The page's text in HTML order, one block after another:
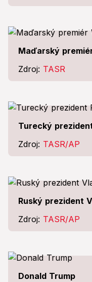
Maďarský
Zdroj: TASR
Turecký
Zdroj: TASR/AP
Ruský prezident
Zdroj: TASR/AP
Donald Trump